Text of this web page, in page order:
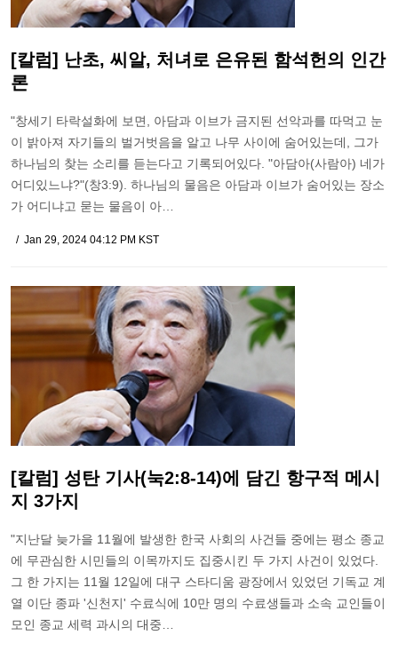
[칼럼] 난초, 씨알, 처녀로 은유된 함석헌의 인간
론
"창세기 타락설화에 보면, 아담과 이브가 금지된 선악과를 따먹고 눈
이 밝아져 자기들의 벌거벗음을 알고 나무 사이에 숨어있는데, 그가
하나님의 찾는 소리를 듣는다고 기록되어있다. "아담아(사람아) 네가
어디있느냐?"(창3:9). 하나님의 물음은 아담과 이브가 숨어있는 장소
가 어디냐고 묻는 물음이 아…
Jan 29, 2024 04:12 PM KST
[칼럼] 성탄 기사(눅2:8-14)에 담긴 항구적 메시
지 3가지
"지난달 늦가을 11월에 발생한 한국 사회의 사건들 중에는 평소 종교
에 무관심한 시민들의 이목까지도 집중시킨 두 가지 사건이 있었다.
그 한 가지는 11월 12일에 대구 스타디움 광장에서 있었던 기독교 계
열 이단 종파 '신천지' 수료식에 10만 명의 수료생들과 소속 교인들이
모인 종교 세력 과시의 대중…